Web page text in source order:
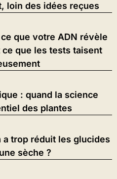
loin des idées reçues
que votre ADN révèle
que les tests taisent
: quand la science
des plantes
a trop réduit les glucides
sèche ?